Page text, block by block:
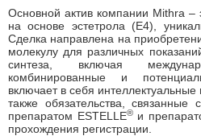
Основной актив компании Mithra –
на основе эстетрола (E4),
Сделка направлена на
молекулу для различных
синтеза, включая
комбинированные и
включает в себя
также обязательства,
препаратом ESTELLE®и
прохождения регистрации.